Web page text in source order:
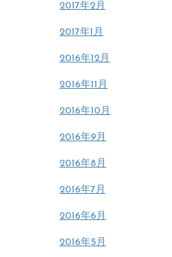
2017年2月
2017年1月
2016年12月
2016年11月
2016年10月
2016年9月
2016年8月
2016年7月
2016年6月
2016年5月